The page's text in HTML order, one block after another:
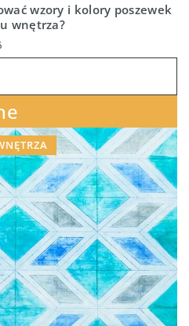
wzory i kolory poszewek
wnętrza?